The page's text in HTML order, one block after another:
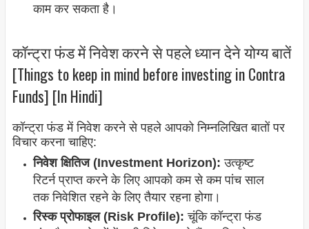
काम कर सकता है।
कॉन्ट्रा फंड में निवेश करने से पहले ध्यान देने योग्य बातें
[Things to keep in mind before investing in Contra
Funds] [In Hindi]
कॉन्ट्रा फंड में निवेश करने से पहले आपको निम्नलिखित बातों पर
विचार करना चाहिए:
निवेश क्षितिज (Investment Horizon): उत्कृष्ट
रिटर्न प्राप्त करने के लिए आपको कम से कम पांच साल
तक निवेशित रहने के लिए तैयार रहना होगा।
रिस्क प्रोफाइल (Risk Profile): चूंकि कॉन्ट्रा फंड